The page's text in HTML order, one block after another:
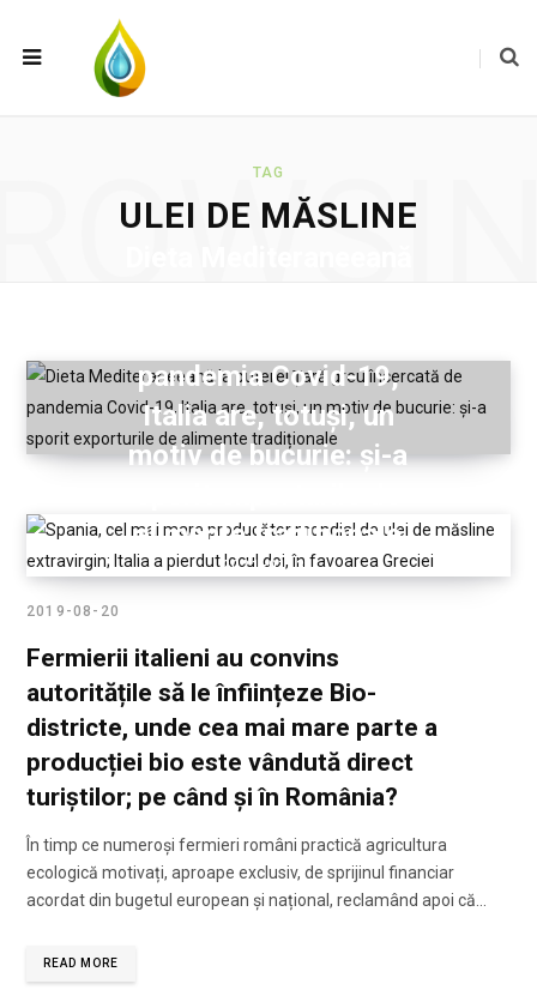
TAG
ULEI DE MĂSLINE
pandemia Covid-19,
Italia are, totuși, un
motiv de bucurie: și-a
alimente tradiționale
2021-01-31
2019-08-20
Fermierii italieni au convins
autoritățile să le înființeze Bio-
districte, unde cea mai mare parte a
producției bio este vândută direct
turiștilor; pe când și în România?
În timp ce numeroși fermieri români practică agricultura
ecologică motivați, aproape exclusiv, de sprijinul financiar
acordat din bugetul european și național, reclamând apoi că…
READ MORE